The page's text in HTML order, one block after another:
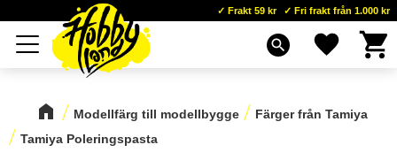
Meny
Frakt 59 kr Fri frakt från 1.000 kr
search Favoriter
Modellfärg till modellbygge
Färger från Tamiya
Tamiya Poleringspasta